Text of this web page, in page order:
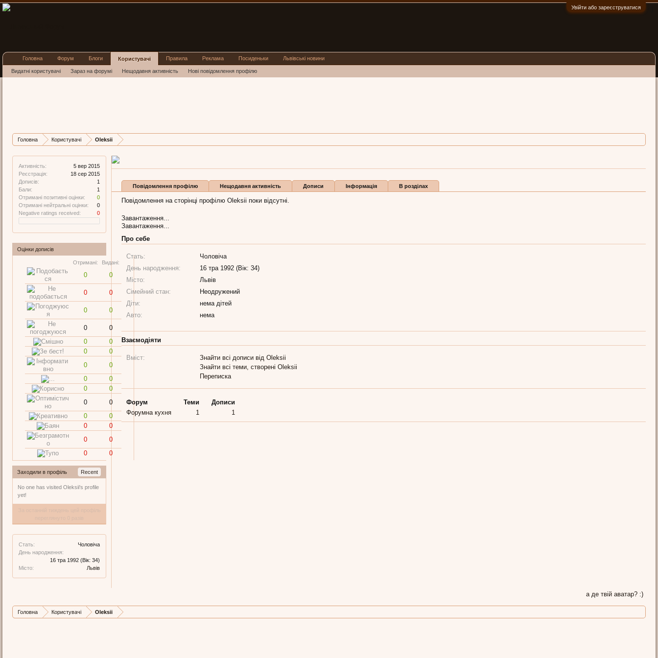
Увійти або зареєструватися
Головна Користувачі Oleksii
Активність:
5 вер 2015
Реєстрація:
18 сер 2015
Дописів:
1
Бали:
1
Отримані позитивні оцінки:
0
Отримані нейтральні оцінки:
0
Negative ratings received:
0
Оцінки дописів
Отримані: Видані:
0 0
0 0
0 0
0
0
0
0
0
0
0
0
0
0
0
0
0
0
0
0
0
0
0
0
0
0
Заходили в профіль Recent
No one has visited Oleksii's profile
yet!
Стать:
Чоловіча
День народження:
16 тра 1992 (Вік: 34)
Місто:
Львів
Дописів
Карма Бали
Повідомлення профілю Нещодавня активність Дописи Інформація В розділах
Повідомлення на сторінці профілю Oleksii поки відсутні.
Завантаження...
Завантаження...
Про себе
Стать:
Чоловіча
День народження:
16 тра 1992 (Вік: 34)
Місто:
Львів
Сімейний стан:
Неодружений
Діти:
нема дітей
Авто:
нема
Взаємодіяти
Вміст:
Знайти всі дописи від Oleksii
Знайти всі теми, створені Oleksii
Переписка
Форум Теми
Дописи
Форумна кухня
1 1
а де твій аватар? :)
Головна Користувачі Oleksii
Головна Форум Блоги Користувачі
Видатні користувачі Зараз на форумі Нещодавня активність Нові повідомлення профілю
Правила Реклама Посиденьки Львівські новини